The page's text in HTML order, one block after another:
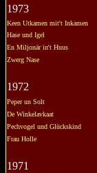
1973
Keen Utkamen mit't Inkamen
Hase und Igel
En Miljonär in't Huus
Zwerg Nase
1972
Peper un Solt
De Winkelavkaat
Pechvogel und Glückskind
Frau Holle
1971